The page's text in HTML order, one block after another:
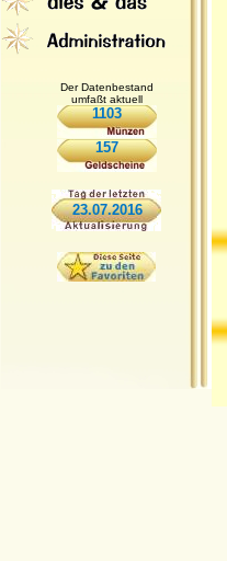
Der Datenbestand
umfaßt aktuell
1103
157
23.07.2016